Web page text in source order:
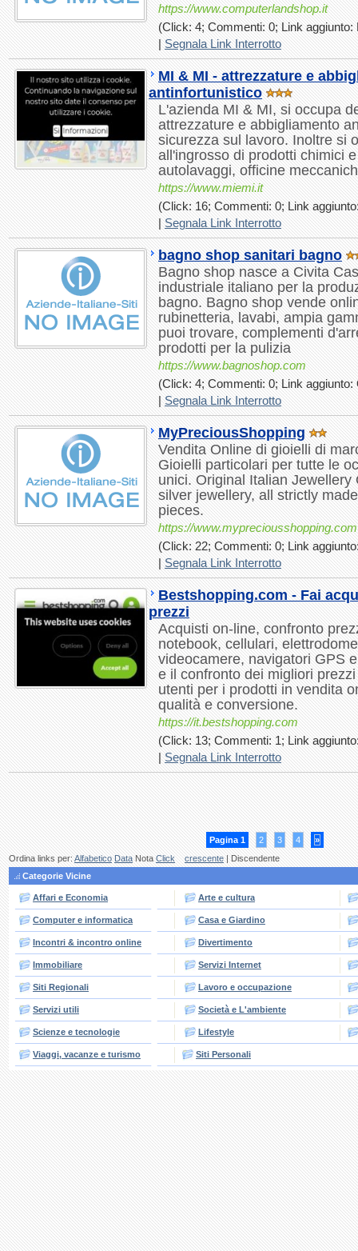
https://www.computerlandshop.it
(Click: 4; Commenti: 0; Link aggiunto:
|Segnala Link Interrotto
MI & MI - attrezzature e
antinfortunistico
L'azienda MI & MI, si occupa
attrezzature e abbigliamento
sicurezza sul lavoro. Inoltre si
all'ingrosso di prodotti chimici
autolavaggi, officine
https://www.miemi.it
(Click: 16; Commenti: 0; Link
|Segnala Link Interrotto
bagno shop sanitari bagno
Bagno shop nasce a Civita
industriale italiano per la
bagno. Bagno shop vende
rubinetteria, lavabi, ampia
puoi trovare, complementi
prodotti per la pulizia
https://www.bagnoshop.com
(Click: 4; Commenti: 0; Link aggiunto:
|Segnala Link Interrotto
MyPreciousShopping
Vendita Online di gioielli di
Gioielli particolari per tutte le
unici. Original Italian Jewellery
silver jewellery, all strictly
pieces.
https://www.mypreciousshopping.com
(Click: 22; Commenti: 0; Link
|Segnala Link Interrotto
Bestshopping.com - Fai
prezzi
Acquisti on-line, confronto
notebook, cellulari,
videocamere, navigatori GPS
e il confronto dei migliori
utenti per i prodotti in vendita
qualità e conversione.
https://it.bestshopping.com
(Click: 13; Commenti: 1; Link
|Segnala Link Interrotto
Pagina 1 2 3 4
»
Ordina links per:Alfabetico DataNotaClick crescente| Discendente
Categorie Vicine
Affari e Economia Arte e cultura
Computer e informatica Casa e Giardino
Incontri & incontro online Divertimento
Immobiliare Servizi Internet
Siti Regionali Lavoro e occupazione
Servizi utili Società e L'ambiente
Scienze e tecnologie Lifestyle
Viaggi, vacanze e turismo Siti Personali